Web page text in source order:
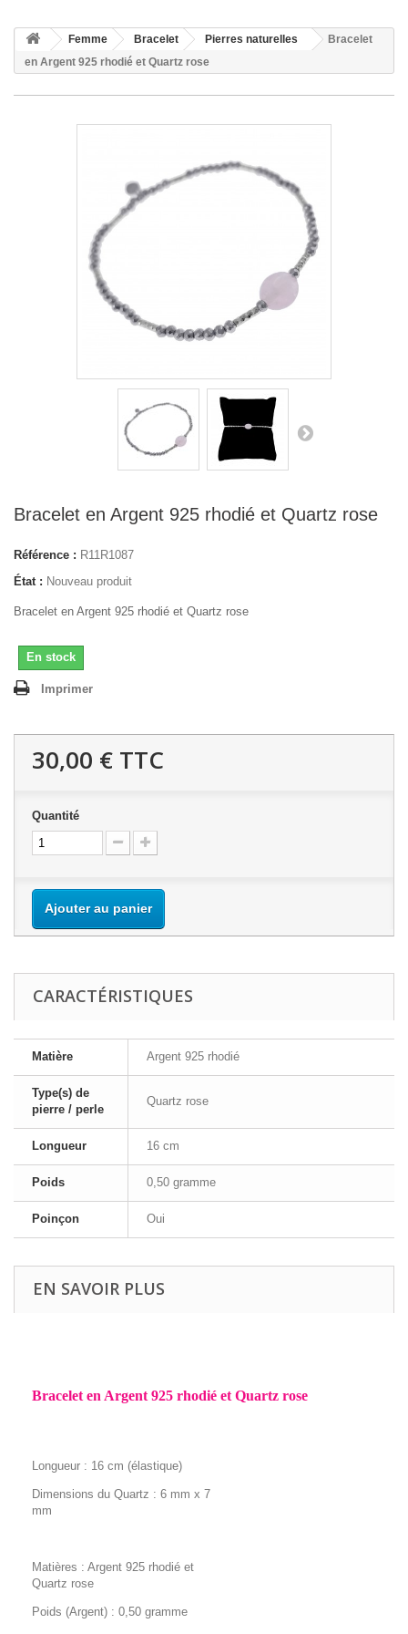
Femme Bracelet Pierres naturelles
Bracelet
en Argent 925 rhodié et Quartz rose
Bracelet en Argent 925 rhodié et Quartz rose
Référence : R11R1087
État : Nouveau produit
Bracelet en Argent 925 rhodié et Quartz rose
En stock
Imprimer
30,00 € TTC
Quantité
Ajouter au panier
CARACTÉRISTIQUES
Matière Argent 925 rhodié
Type(s) de
pierre / perle
Quartz rose
Longueur 16 cm
Poids 0,50 gramme
Poinçon Oui
EN SAVOIR PLUS
Bracelet en Argent 925 rhodié et Quartz rose
Longueur : 16 cm (élastique)
Dimensions du Quartz : 6 mm x 7
mm
Matières : Argent 925 rhodié et
Quartz rose
Poids (Argent) : 0,50 gramme